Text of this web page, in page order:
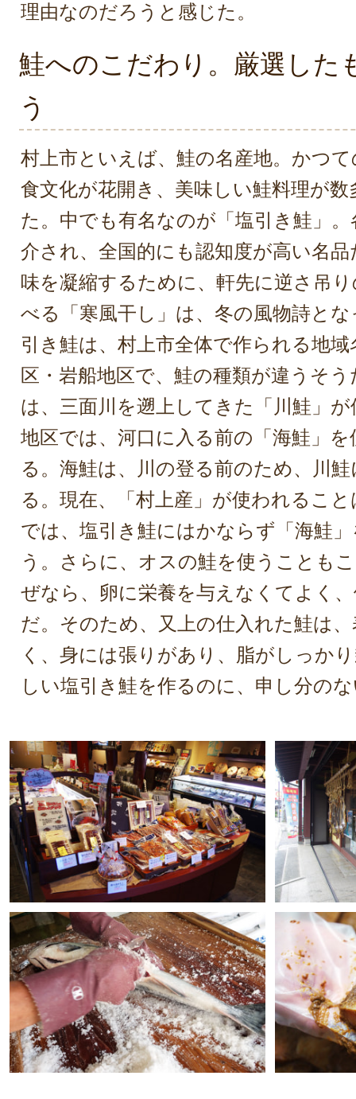
理由なのだろうと感じた。
鮭へのこだわり。厳選した
う
村上市といえば、鮭の名産地。かつ
食文化が花開き、美味しい鮭料理が
た。中でも有名なのが「塩引き鮭」
介され、全国的にも認知度が高い名
味を凝縮するために、軒先に逆さ吊
べる「寒風干し」は、冬の風物詩と
引き鮭は、村上市全体で作られる地
区・岩船地区で、鮭の種類が違うそ
は、三面川を遡上してきた「川鮭」
地区では、河口に入る前の「海鮭」
る。海鮭は、川の登る前のため、川
る。現在、「村上産」が使われるこ
では、塩引き鮭にはかならず「海鮭
う。さらに、オスの鮭を使うことも
ぜなら、卵に栄養を与えなくてよく
だ。そのため、又上の仕入れた鮭は
く、身には張りがあり、脂がしっか
しい塩引き鮭を作るのに、申し分の